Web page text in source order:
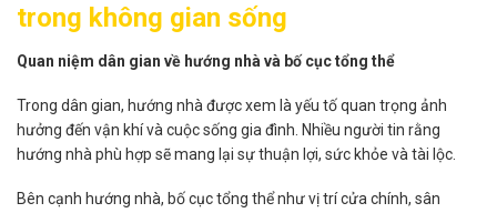
trong không gian sống
Quan niệm dân gian về hướng nhà và bố cục tổng thể
Trong dân gian, hướng nhà được xem là yếu tố quan trọng ảnh
hưởng đến vận khí và cuộc sống gia đình. Nhiều người tin rằng
hướng nhà phù hợp sẽ mang lại sự thuận lợi, sức khỏe và tài lộc.
Bên cạnh hướng nhà, bố cục tổng thể như vị trí cửa chính, sân